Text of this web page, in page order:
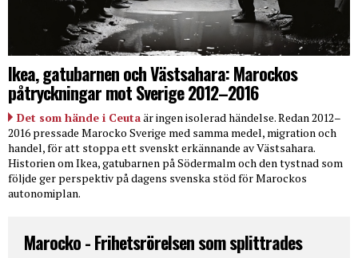
Ikea, gatubarnen och Västsahara: Marockos
påtryckningar mot Sverige 2012–2016
Det som hände i Ceutaär ingen isolerad händelse. Redan 2012–
2016 pressade Marocko Sverige med samma medel, migration och
handel, för att stoppa ett svenskt erkännande av Västsahara.
Historien om Ikea, gatubarnen på Södermalm och den tystnad som
följde ger perspektiv på dagens svenska stöd för Marockos
autonomiplan.
Marocko - Frihetsrörelsen som splittrades